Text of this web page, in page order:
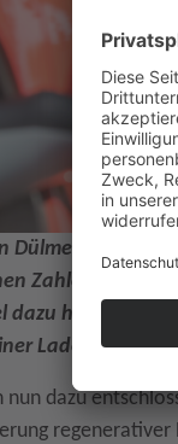
Dülmen auf
Zahlen für E-
dazu haben
Ladesäule
nun dazu